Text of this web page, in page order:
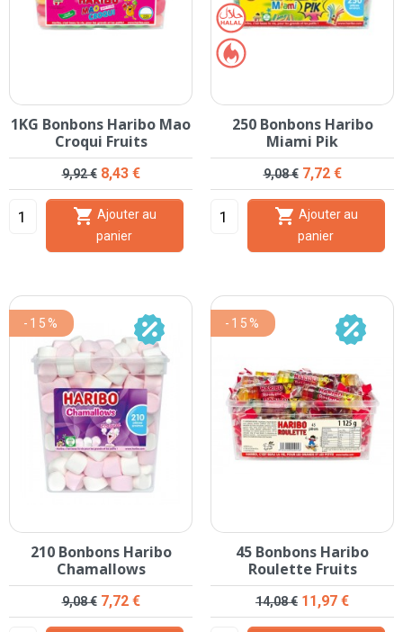
1KG Bonbons Haribo Mao
Croqui Fruits
Prix de base
9,92 € Prix
8,43 €

panier
250 Bonbons Haribo
Miami Pik
Prix de base
9,08 € Prix
7,72 €

panier
210 Bonbons Haribo
Chamallows
Prix de base
9,08 € Prix
7,72 €
-15%
45 Bonbons Haribo
Roulette Fruits
Prix de base
14,08 € Prix
11,97 €
-15%